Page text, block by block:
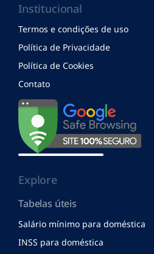
Institucional
Termos e condições de uso
Política de Privacidade
Política de Cookies
Contato
Explore
Tabelas úteis
Salário mínimo para doméstica
INSS para doméstica